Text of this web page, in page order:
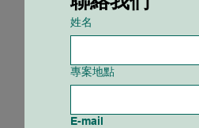
姓名
專案地點
E-mail